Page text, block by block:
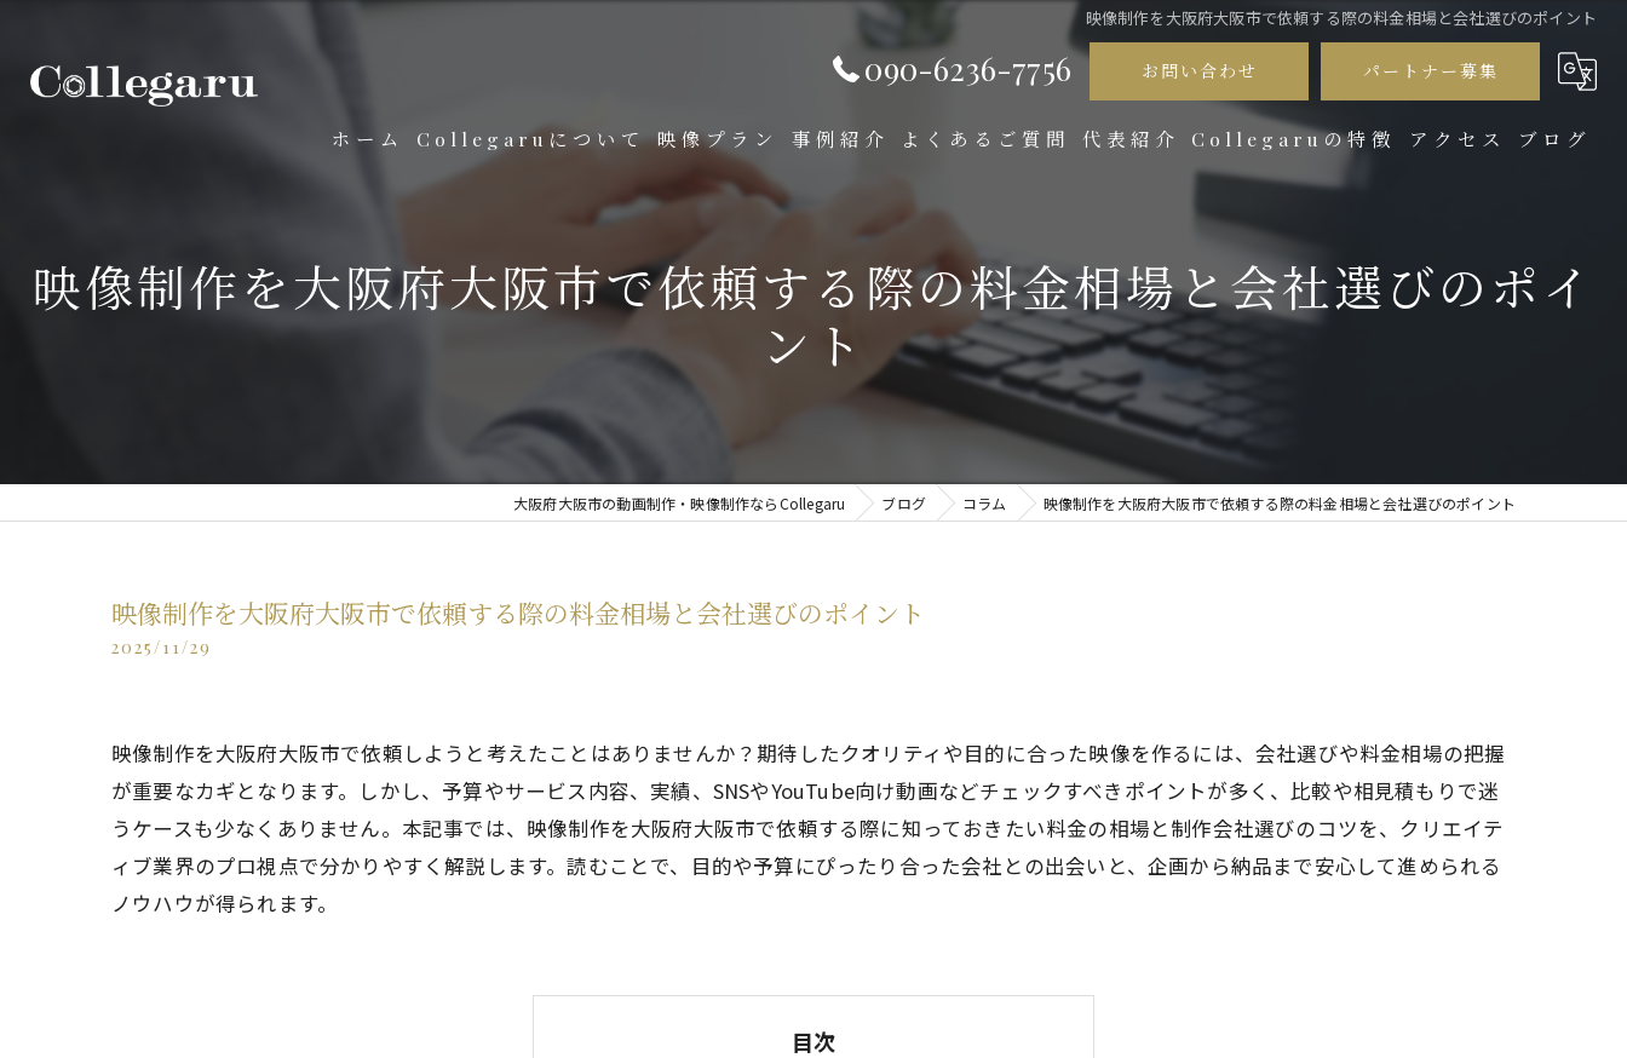
映像制作を大阪府大阪市で依頼する際の料金相場と会社選びのポイント
090-6236-7756 お問い合わせ パートナー募集
ホーム Collegaruについて 映像プラン
プロモーション映像
セレモニー映像
手書きアニメーション動画
3DCG
事例紹介 よくあるご質問 代表紹介 Collegaruの特徴
サブスク
会社紹介
プロモーション
採用動画
アクセス ブログ
映像制作を大阪府大阪市で依頼する際の料金相場と会社選びのポイ
ント
大阪府大阪市の動画制作・映像制作ならCollegaru ブログ コラム 映像制作を大阪府大阪市で依頼する際の料金相場と会社選びのポイント
映像制作を大阪府大阪市で依頼する際の料金相場と会社選びのポイント
2025/11/29
映像制作を大阪府大阪市で依頼しようと考えたことはありませんか？期待したクオリティや目的に合った映像を作るには、会社選びや料金相場の把握
が重要なカギとなります。しかし、予算やサービス内容、実績、SNSやYouTube向け動画などチェックすべきポイントが多く、比較や相見積もりで迷
うケースも少なくありません。本記事では、映像制作を大阪府大阪市で依頼する際に知っておきたい料金の相場と制作会社選びのコツを、クリエイテ
ィブ業界のプロ視点で分かりやすく解説します。読むことで、目的や予算にぴったり合った会社との出会いと、企画から納品まで安心して進められる
ノウハウが得られます。
目次